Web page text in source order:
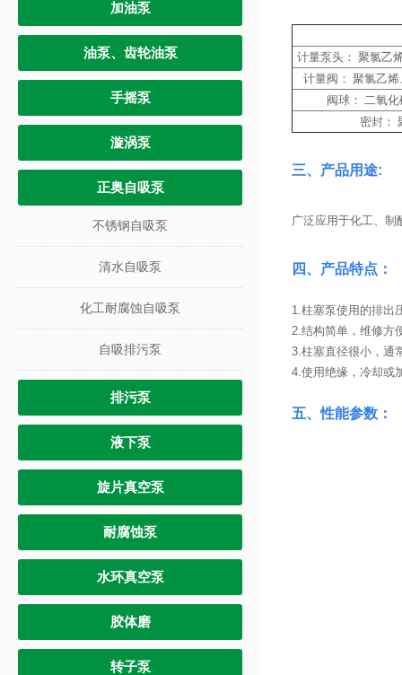
加油泵
油泵、齿轮油泵
手摇泵
漩涡泵
正奥自吸泵
不锈钢自吸泵
清水自吸泵
化工耐腐蚀自吸泵
自吸排污泵
排污泵
液下泵
旋片真空泵
耐腐蚀泵
水环真空泵
胶体磨
转子泵
计量泵头： 聚氯乙
计量阀： 聚氯乙烯
阀球： 二氧化
密封：
三、产品用途:
广泛应用于化工、制
四、产品特点：
1.柱塞泵使用的排出
2.结构简单，维修方
3.柱塞直径很小，通
4.使用绝缘，冷却或
五、性能参数：